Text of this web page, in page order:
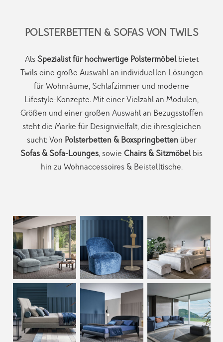
POLSTERBETTEN & SOFAS VON TWILS
Als Spezialist für hochwertige Polstermöbelbietet
Twils eine große Auswahl an individuellen Lösungen
für Wohnräume, Schlafzimmer und moderne
Lifestyle-Konzepte. Mit einer Vielzahl an Modulen,
Größen und einer großen Auswahl an Bezugsstoffen
steht die Marke für Designvielfalt, die ihresgleichen
sucht: Von Polsterbetten & Boxspringbettenüber
Sofas & Sofa-Lounges, sowie Chairs & Sitzmöbelbis
hin zu Wohnaccessoires & Beistelltische.